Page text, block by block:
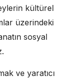
kültürel
üzerindeki
sosyal
ve yaratıcı